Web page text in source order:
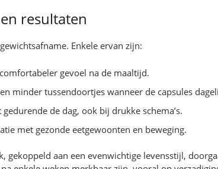
resultaten
Enkele ervan zijn:
gevoel na de maaltijd.
minder tussendoortjes wanneer de capsules
de dag, ook bij drukke schema’s.
met gezonde eetgewoonten en beweging.
aan een evenwichtige levensstijl,